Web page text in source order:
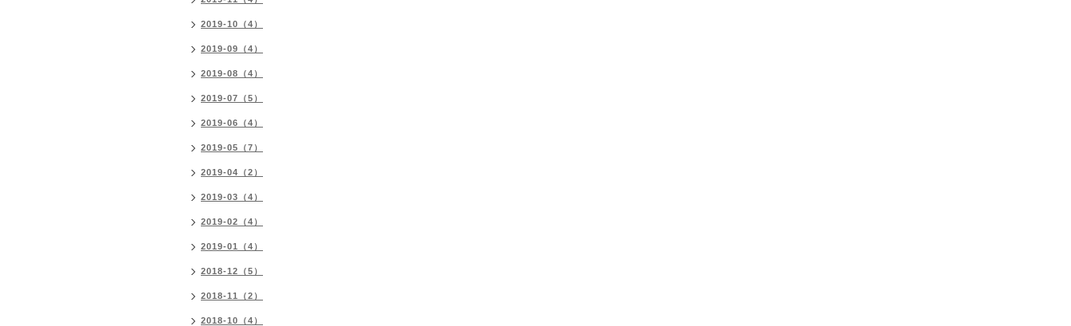
2019-10（4）
2019-09（4）
2019-08（4）
2019-07（5）
2019-06（4）
2019-05（7）
2019-04（2）
2019-03（4）
2019-02（4）
2019-01（4）
2018-12（5）
2018-11（2）
2018-10（4）